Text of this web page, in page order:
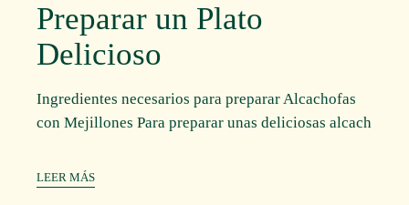
Preparar un Plato
Delicioso
Ingredientes necesarios para preparar Alcachofas
con Mejillones Para preparar unas deliciosas alcach
LEER MÁS